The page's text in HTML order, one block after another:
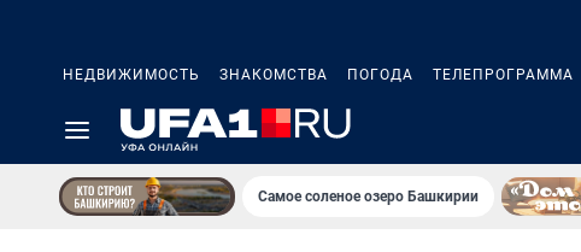
НЕДВИЖИМОСТЬ ЗНАКОМСТВА ПОГОДА ТЕЛЕПРОГРАММА
Самое соленое озеро Башкирии